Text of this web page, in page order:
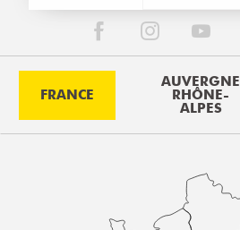
FRANCE
AUVERGNE
RHÔNE-
ALPES